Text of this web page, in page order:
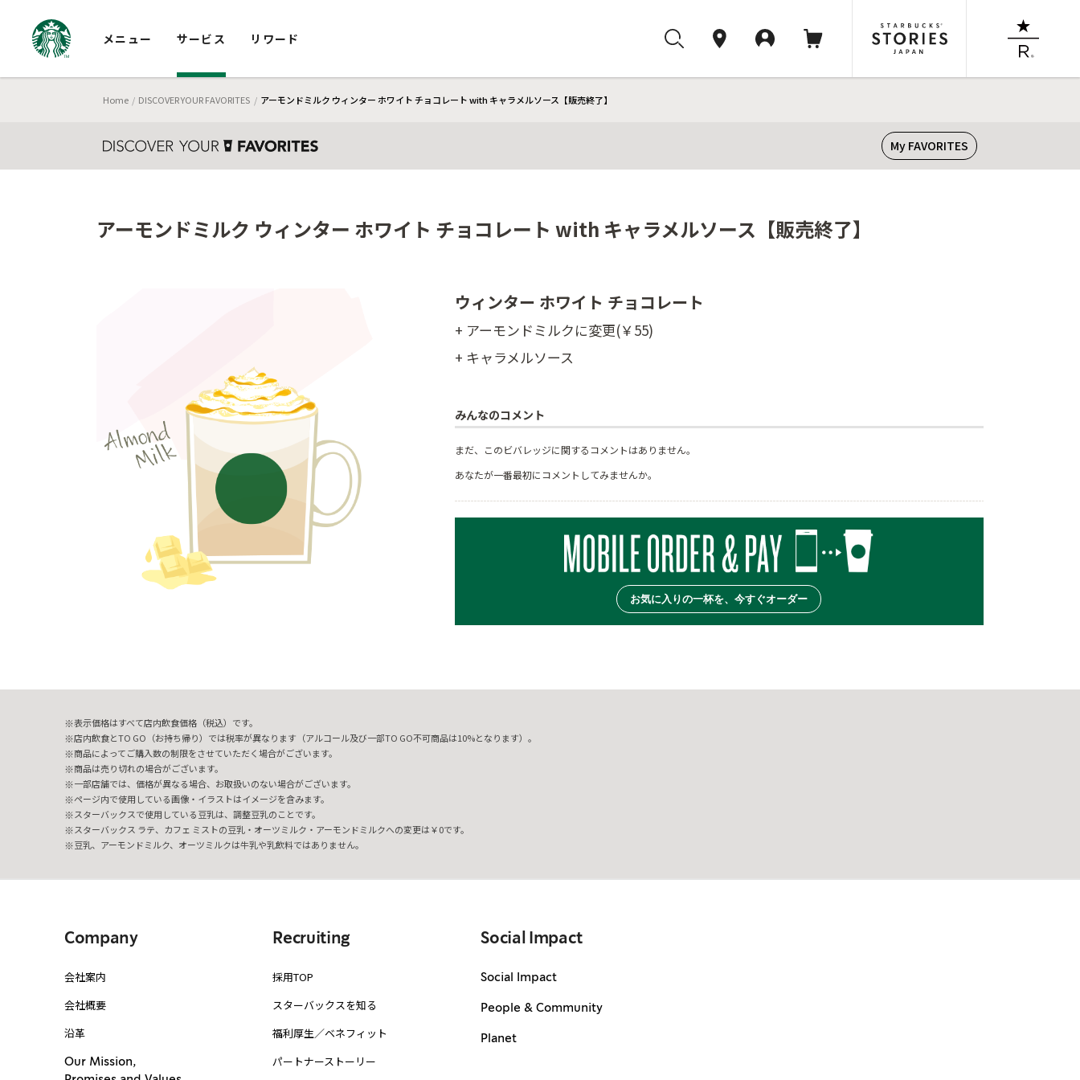
メニュー サービス リワード
Home DISCOVER YOUR FAVORITES アーモンドミルク ウィンター ホワイト チョコレート with キャラメルソース【販売終了】
My FAVORITES
アーモンドミルク ウィンター ホワイト チョコレート with キャラメルソース【販売終了】
ウィンター ホワイト チョコレート
+ アーモンドミルクに変更(￥55)
+ キャラメルソース
みんなのコメント
まだ、このビバレッジに関するコメントはありません。
あなたが一番最初にコメントしてみませんか。
お気に入りの一杯を、今すぐオーダー
表示価格はすべて店内飲食価格（税込）です。
店内飲食とTO GO（お持ち帰り）では税率が異なります（アルコール及び一部TO GO不可商品は10%となります）。
商品によってご購入数の制限をさせていただく場合がございます。
商品は売り切れの場合がございます。
一部店舗では、価格が異なる場合、お取扱いのない場合がございます。
ページ内で使用している画像・イラストはイメージを含みます。
スターバックスで使用している豆乳は、調整豆乳のことです。
スターバックス ラテ、カフェ ミストの豆乳・オーツミルク・アーモンドミルクへの変更は￥0です。
豆乳、アーモンドミルク、オーツミルクは牛乳や乳飲料ではありません。
Company
会社案内
会社概要
沿革
Our Mission,
Recruiting
採用TOP
スターバックスを知る
福利厚生／ベネフィット
パートナーストーリー
Social Impact
Social Impact
People & Community
Planet